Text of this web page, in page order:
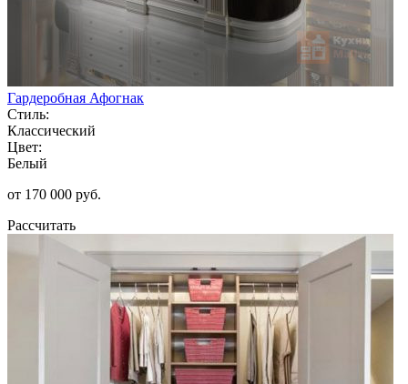
Гардеробная Афогнак
Стиль:
Классический
Цвет:
Белый
от 170 000 руб.
Рассчитать